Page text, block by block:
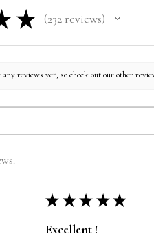
★ 232reviews
232
reviews yet, so check out our other
★ ★★ ★★
Excellent !